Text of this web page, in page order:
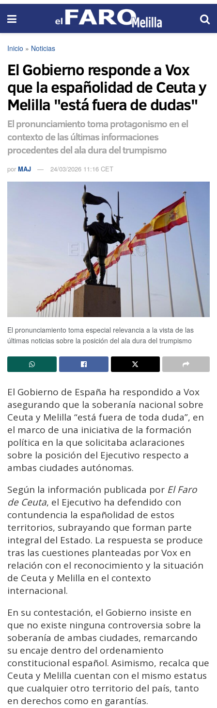
Inicio » Noticias
El Gobierno responde a Vox
que la españolidad de Ceuta y
Melilla "está fuera de dudas"
El pronunciamiento toma protagonismo en el
contexto de las últimas informaciones
procedentes del ala dura del trumpismo
por MAJ 24/03/2026 11:16 CET
El pronunciamiento toma especial relevancia a la vista de las
últimas noticias sobre la posición del ala dura del trumpismo
El Gobierno de España ha respondido a Vox
asegurando que la soberanía nacional sobre
Ceuta y Melilla “está fuera de toda duda”, en
el marco de una iniciativa de la formación
política en la que solicitaba aclaraciones
sobre la posición del Ejecutivo respecto a
ambas ciudades autónomas.
Según la información publicada por El Faro
de Ceuta, el Ejecutivo ha defendido con
contundencia la españolidad de estos
territorios, subrayando que forman parte
integral del Estado. La respuesta se produce
tras las cuestiones planteadas por Vox en
relación con el reconocimiento y la situación
de Ceuta y Melilla en el contexto
internacional.
En su contestación, el Gobierno insiste en
que no existe ninguna controversia sobre la
soberanía de ambas ciudades, remarcando
su encaje dentro del ordenamiento
constitucional español. Asimismo, recalca que
Ceuta y Melilla cuentan con el mismo estatus
que cualquier otro territorio del país, tanto
en derechos como en garantías.